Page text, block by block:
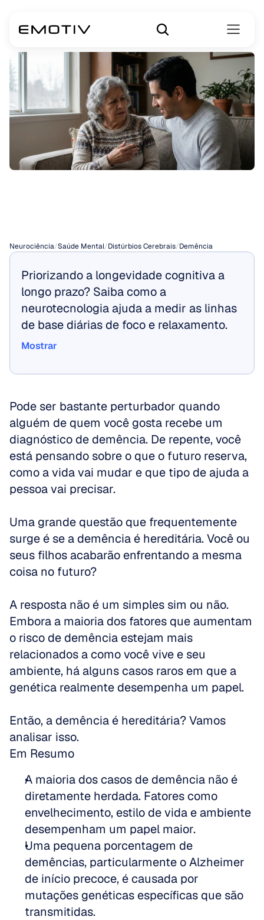
Neurociência/Saúde Mental/Distúrbios Cerebrais/Demência
Priorizando a longevidade cognitiva a
longo prazo? Saiba como a
neurotecnologia ajuda a medir as linhas
de base diárias de foco e relaxamento.
Mostrar
Pode ser bastante perturbador quando
alguém de quem você gosta recebe um
diagnóstico de demência. De repente, você
está pensando sobre o que o futuro reserva,
como a vida vai mudar e que tipo de ajuda a
pessoa vai precisar.
Uma grande questão que frequentemente
surge é se a demência é hereditária. Você ou
seus filhos acabarão enfrentando a mesma
coisa no futuro?
A resposta não é um simples sim ou não.
Embora a maioria dos fatores que aumentam
o risco de demência estejam mais
relacionados a como você vive e seu
ambiente, há alguns casos raros em que a
genética realmente desempenha um papel.
Então, a demência é hereditária? Vamos
analisar isso.
Em Resumo
A maioria dos casos de demência não é
diretamente herdada. Fatores como
envelhecimento, estilo de vida e ambiente
desempenham um papel maior.
Uma pequena porcentagem de
demências, particularmente o Alzheimer
de início precoce, é causada por
mutações genéticas específicas que são
transmitidas.